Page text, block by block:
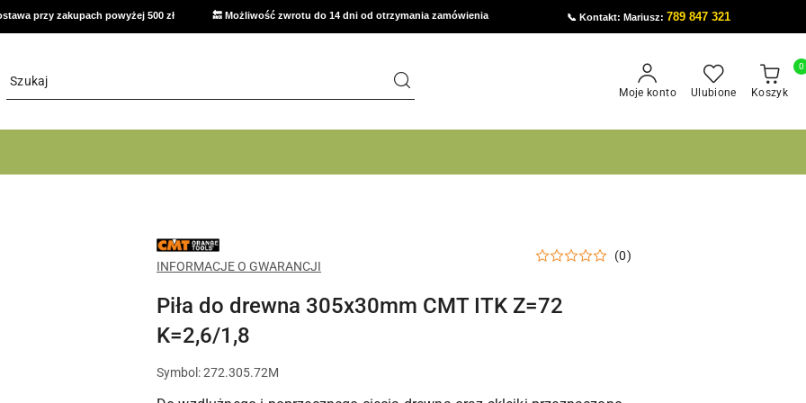
przy zakupach powyżej 500 zł 🔙 Możliwość zwrotu do 14 dni od otrzymania zamówienia 📞 Kontakt: Mariusz:789 847 321
Moje konto Ulubione Koszyk
0
NAZWA
PRODUCENTA:
CMT
INFORMACJE O GWARANCJI
(0)
Piła do drewna 305x30mm CMT ITK Z=72
K=2,6/1,8
Symbol:272.305.72M